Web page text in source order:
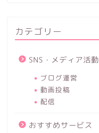
カテゴリー
SNS・メディア活動
ブログ運営
動画投稿
配信
おすすめサービス